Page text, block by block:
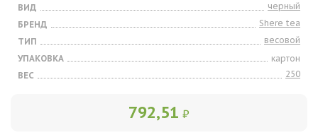
ВИД
черный
БРЕНД
Shere tea
ТИП
весовой
УПАКОВКА
картон
ВЕС
250
792,51 ₽